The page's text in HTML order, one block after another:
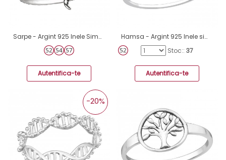
Sarpe - Argint 925 Inele Simple A4S40617
Autentifica-te
Hamsa - Argint 925 Inele simple A4S46469
Stoc:: 37
Autentifica-te
-20%